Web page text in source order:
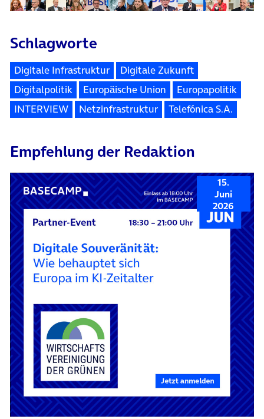
Schlagworte
Digitale Infrastruktur
Digitale Zukunft
Digitalpolitik
Europäische Union
Europapolitik
INTERVIEW
Netzinfrastruktur Telefónica S.A.
Empfehlung der Redaktion
15.
Juni
2026